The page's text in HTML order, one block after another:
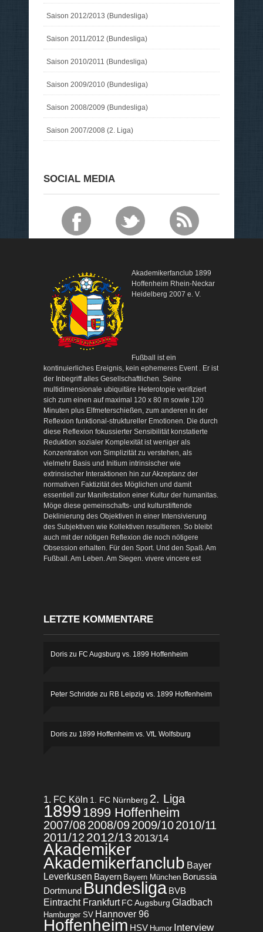
Saison 2012/2013 (Bundesliga)
Saison 2011/2012 (Bundesliga)
Saison 2010/2011 (Bundesliga)
Saison 2009/2010 (Bundesliga)
Saison 2008/2009 (Bundesliga)
Saison 2007/2008 (2. Liga)
SOCIAL MEDIA
Akademikerfanclub 1899
Hoffenheim Rhein-Neckar
Heidelberg 2007 e. V.
Fußball ist ein
kontinuierliches Ereignis, kein ephemeres Event . Er ist
der Inbegriff alles Gesellschaftlichen. Seine
multidimensionale ubiquitäre Heterotopie verifiziert
sich zum einen auf maximal 120 x 80 m sowie 120
Minuten plus Elfmeterschießen, zum anderen in der
Reflexion funktional-struktureller Emotionen. Die durch
diese Reflexion fokussierter Sensibilität konstatierte
Reduktion sozialer Komplexität ist weniger als
Konzentration von Simplizität zu verstehen, als
vielmehr Basis und Initium intrinsischer wie
extrinsischer Interaktionen hin zur Akzeptanz der
normativen Faktizität des Möglichen und damit
essentiell zur Manifestation einer Kultur der humanitas.
Möge diese gemeinschafts- und kulturstiftende
Deklinierung des Objektiven in einer Intensivierung
des Subjektiven wie Kollektiven resultieren. So bleibt
auch mit der nötigen Reflexion die noch nötigere
Obsession erhalten. Für den Sport. Und den Spaß. Am
Fußball. Am Leben. Am Siegen. vivere vincere est
LETZTE KOMMENTARE
Doris zu FC Augsburg vs. 1899 Hoffenheim
Peter Schridde zu RB Leipzig vs. 1899 Hoffenheim
Doris zu 1899 Hoffenheim vs. VfL Wolfsburg
1. FC Köln 1. FC Nürnberg 2. Liga
1899 1899 Hoffenheim
2007/082008/092009/102010/11
2011/12 2012/13 2013/14
Akademiker
Akademikerfanclub Bayer
Leverkusen Bayern Bayern München Borussia
Dortmund Bundesliga BVB
Eintracht Frankfurt FC Augsburg Gladbach
Hamburger SV Hannover 96
Hoffenheim HSV Humor Interview